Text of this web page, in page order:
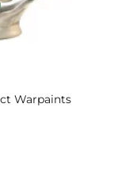
Warpaints